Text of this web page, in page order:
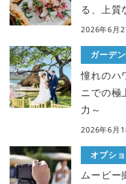
る、上
2026年6月
ガーデ
憧れのハ
ニでの極
力～
2026年6月
オプシ
ムービー